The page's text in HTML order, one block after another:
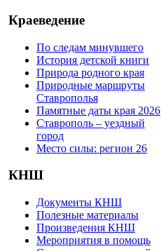
Краеведение
По следам минувшего
История детской книги
Природа родного края
Природные маршруты
Ставрополья
Памятные даты края 2026
Ставрополь – уездный
город
Место силы: регион 26
КНШ
Документы КНШ
Полезные материалы
Произведения КНШ
Мероприятия в помощь